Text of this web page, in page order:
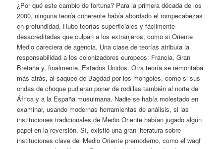
¿Por qué este cambio de fortuna? Para la primera década de los
2000, ninguna teoría coherente había abordado el rompecabezas
en profundidad. Hubo teorías superficiales y fácilmente
desacreditadas que culpan a los extranjeros, como si Oriente
Medio careciera de agencia. Una clase de teorías atribuía la
responsabilidad a los colonizadores europeos: Francia, Gran
Bretaña y, finalmente, Estados Unidos. Otra teoría se remontaba
más atrás, al saqueo de Bagdad por los mongoles, como si sus
ondas de choque pudieran poner de rodillas también al norte de
África y a la España musulmana. Nadie se había molestado en
examinar, usando modernas herramientas de análisis, si las
instituciones tradicionales de Medio Oriente habían jugado algún
papel en la reversión. Sí, existió una gran literatura sobre
instituciones clave del Medio Oriente premoderno, como el waqf